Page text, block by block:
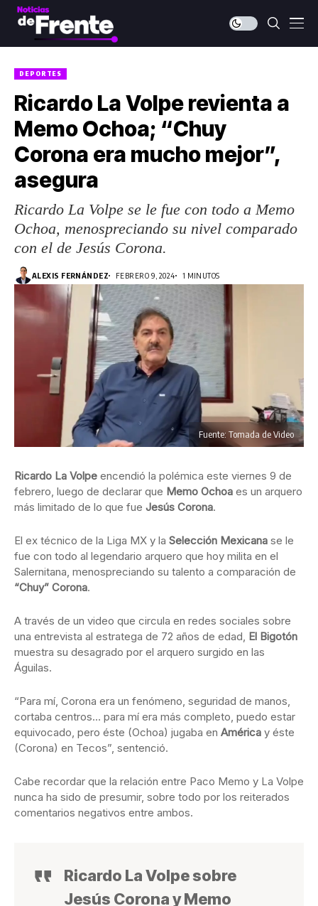
DEPORTES
Ricardo La Volpe revienta a
Memo Ochoa; “Chuy
Corona era mucho mejor”,
asegura
Ricardo La Volpe se le fue con todo a Memo
Ochoa, menospreciando su nivel comparado
con el de Jesús Corona.
ALEXIS FERNÁNDEZ FEBRERO 9, 2024 1 MINUTOS
Fuente: Tomada de Video
Ricardo La Volpe encendió la polémica este viernes 9 de
febrero, luego de declarar que Memo Ochoa es un arquero
más limitado de lo que fue Jesús Corona.
El ex técnico de la Liga MX y la Selección Mexicana se le
fue con todo al legendario arquero que hoy milita en el
Salernitana, menospreciando su talento a comparación de
“Chuy” Corona.
A través de un video que circula en redes sociales sobre
una entrevista al estratega de 72 años de edad, El Bigotón
muestra su desagrado por el arquero surgido en las
Águilas.
“Para mí, Corona era un fenómeno, seguridad de manos,
cortaba centros… para mí era más completo, puedo estar
equivocado, pero éste (Ochoa) jugaba en América y éste
(Corona) en Tecos”, sentenció.
Cabe recordar que la relación entre Paco Memo y La Volpe
nunca ha sido de presumir, sobre todo por los reiterados
comentarios negativos entre ambos.
Ricardo La Volpe sobre
Jesús Corona y Memo